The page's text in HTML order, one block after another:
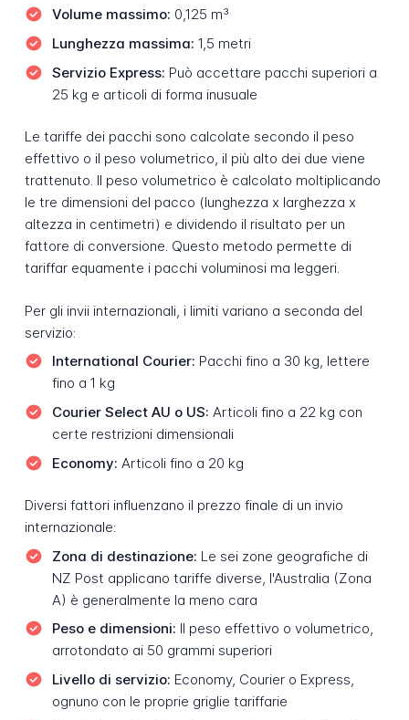
Volume massimo: 0,125 m³
Lunghezza massima: 1,5 metri
Servizio Express: Può accettare pacchi superiori a
25 kg e articoli di forma inusuale
Le tariffe dei pacchi sono calcolate secondo il peso
effettivo o il peso volumetrico, il più alto dei due viene
trattenuto. Il peso volumetrico è calcolato moltiplicando
le tre dimensioni del pacco (lunghezza x larghezza x
altezza in centimetri) e dividendo il risultato per un
fattore di conversione. Questo metodo permette di
tariffar equamente i pacchi voluminosi ma leggeri.
Per gli invii internazionali, i limiti variano a seconda del
servizio:
International Courier: Pacchi fino a 30 kg, lettere
fino a 1 kg
Courier Select AU o US: Articoli fino a 22 kg con
certe restrizioni dimensionali
Economy: Articoli fino a 20 kg
Diversi fattori influenzano il prezzo finale di un invio
internazionale:
Zona di destinazione: Le sei zone geografiche di
NZ Post applicano tariffe diverse, l'Australia (Zona
A) è generalmente la meno cara
Peso e dimensioni: Il peso effettivo o volumetrico,
arrotondato ai 50 grammi superiori
Livello di servizio: Economy, Courier o Express,
ognuno con le proprie griglie tariffarie